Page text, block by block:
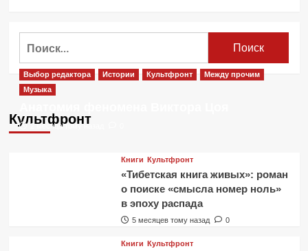
Netflix
«Тетрадь
смерти».
Культфронт
Выбор редактора Истории Культфронт
Между прочим
Музыка
2 месяца тому назад
Книги Культфронт
«Тибетская книга живых»: роман
о поиске «смысла номер ноль»
в эпоху распада
5 месяцев тому назад 0
Книги Культфронт